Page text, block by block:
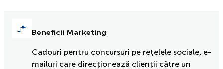
Beneficii Marketing
Cadouri pentru concursuri pe rețelele sociale, e-
mailuri care direcționează clienții către un